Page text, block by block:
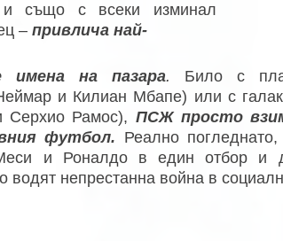
също с всеки изминал
– привлича най-
имена на пазара.
Било с
и Килиан Мбапе) или с
Серхио Рамос), ПСЖ просто
футбол. Реално
и Роналдо в един отбор и
водят непрестанна война в